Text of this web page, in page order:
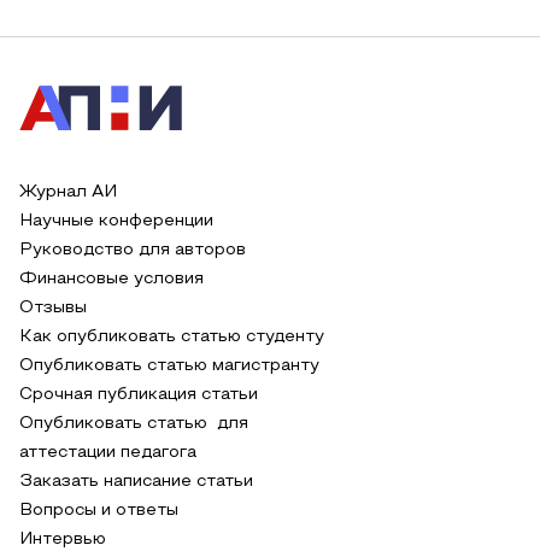
Журнал АИ
Научные конференции
Руководство для авторов
Финансовые условия
Отзывы
Как опубликовать статью студенту
Опубликовать статью магистранту
Срочная публикация статьи
Опубликовать статью для
аттестации педагога
Заказать написание статьи
Вопросы и ответы
Интервью